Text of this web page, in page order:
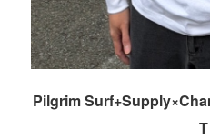
Pilgrim
T